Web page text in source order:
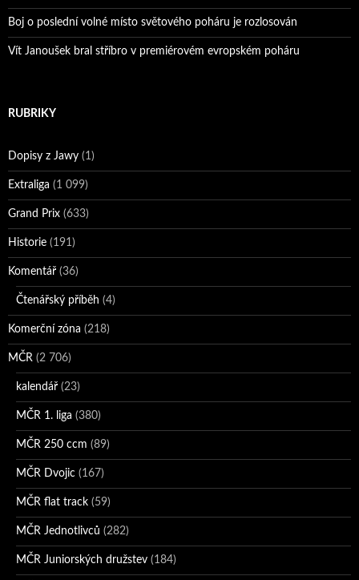
Boj o poslední volné místo světového poháru je rozlosován
Vít Janoušek bral stříbro v premiérovém evropském poháru
RUBRIKY
Dopisy z Jawy (1)
Extraliga (1 099)
Grand Prix (633)
Historie (191)
Komentář (36)
Čtenářský příběh (4)
Komerční zóna (218)
MČR (2 706)
kalendář (23)
MČR 1. liga (380)
MČR 250 ccm (89)
MČR Dvojic (167)
MČR flat track (59)
MČR Jednotlivců (282)
MČR Juniorských družstev (184)